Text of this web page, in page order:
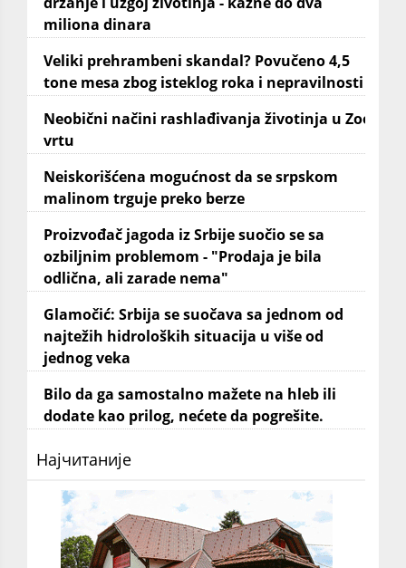
miliona dinara
Veliki prehrambeni skandal? Povučeno 4,5
tone mesa zbog isteklog roka i nepravilnosti
Neobični načini rashlađivanja životinja u Zoo
vrtu
Neiskorišćena mogućnost da se srpskom
malinom trguje preko berze
Proizvođač jagoda iz Srbije suočio se sa
ozbiljnim problemom - "Prodaja je bila
odlična, ali zarade nema"
Glamočić: Srbija se suočava sa jednom od
najtežih hidroloških situacija u više od
jednog veka
Bilo da ga samostalno mažete na hleb ili
dodate kao prilog, nećete da pogrešite.
Најчитаније